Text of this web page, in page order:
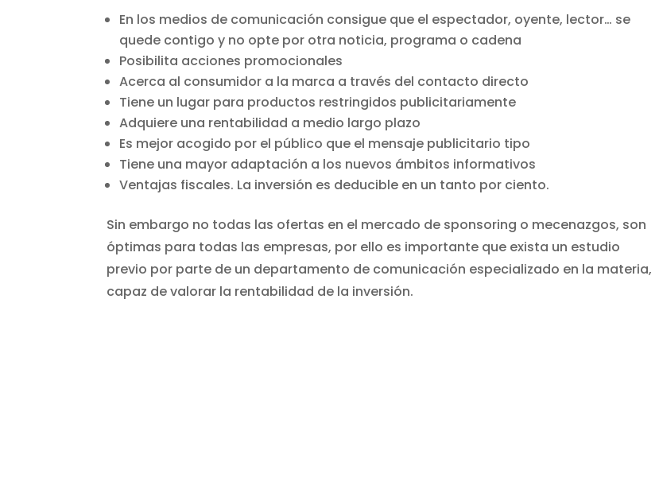
En los medios de comunicación consigue que el espectador, oyente, lector… se
quede contigo y no opte por otra noticia, programa o cadena
Posibilita acciones promocionales
Acerca al consumidor a la marca a través del contacto directo
Tiene un lugar para productos restringidos publicitariamente
Adquiere una rentabilidad a medio largo plazo
Es mejor acogido por el público que el mensaje publicitario tipo
Tiene una mayor adaptación a los nuevos ámbitos informativos
Ventajas fiscales. La inversión es deducible en un tanto por ciento.
Sin embargo no todas las ofertas en el mercado de sponsoring o mecenazgos, son
óptimas para todas las empresas, por ello es importante que exista un estudio
previo por parte de un departamento de comunicación especializado en la materia,
capaz de valorar la rentabilidad de la inversión.